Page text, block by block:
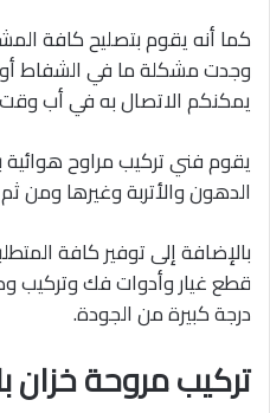
كما أنه يقوم بتصليح كافة
وجدت مشكلة ما في الشفاط
يمكنكم الاتصال به في أب
يقوم فني تركيب مراوح
الدهون والأتربة وغيرها ومن
بالإضافة إلى توفير كافة
قطع غيار وأدوات فك وتركيب
درجة كبيرة من الجودة.
تركيب مروحة خزان